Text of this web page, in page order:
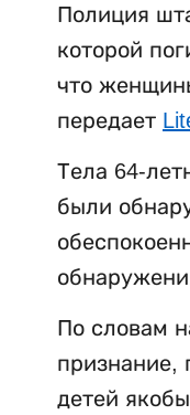
Полиция
которой
что
передает
Тела 64-
были
По словам
признание,
детей